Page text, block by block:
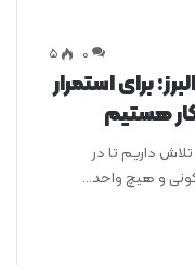
0 ۵
برای استمرار
هستیم
داریم تا در
و هیچ واحد…